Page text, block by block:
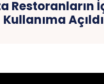
Restoranların
Kullanıma Açıldı